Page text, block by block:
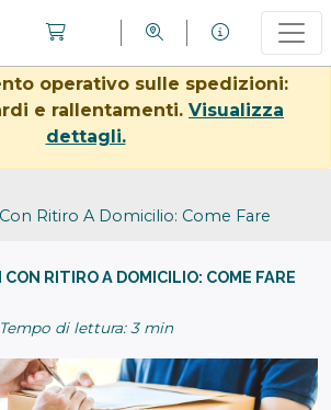
operativo sulle spedizioni:
e rallentamenti. Visualizza
dettagli.
Ritiro A Domicilio: Come Fare
CON RITIRO A DOMICILIO: COME FARE
Tempo di lettura: 3 min